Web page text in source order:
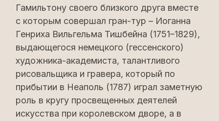
Гамильтону своего близкого друга вместе
с которым совершал гран-тур – Иоганна
Генриха Вильгельма Тишбейна (1751–1829),
выдающегося немецкого (гессенского)
художника-академиста, талантливого
рисовальщика и гравера, который по
прибытии в Неаполь (1787) играл заметную
роль в кругу просвещенных деятелей
искусства при королевском дворе, а в